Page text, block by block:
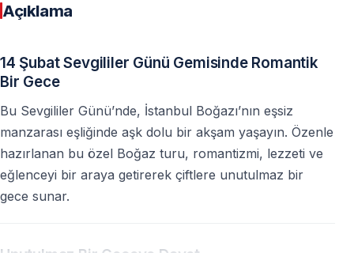
Açıklama
14 Şubat Sevgililer Günü Gemisinde Romantik
Bir Gece
Bu Sevgililer Günü’nde, İstanbul Boğazı’nın eşsiz
manzarası eşliğinde aşk dolu bir akşam yaşayın. Özenle
hazırlanan bu özel Boğaz turu, romantizmi, lezzeti ve
eğlenceyi bir araya getirerek çiftlere unutulmaz bir
gece sunar.